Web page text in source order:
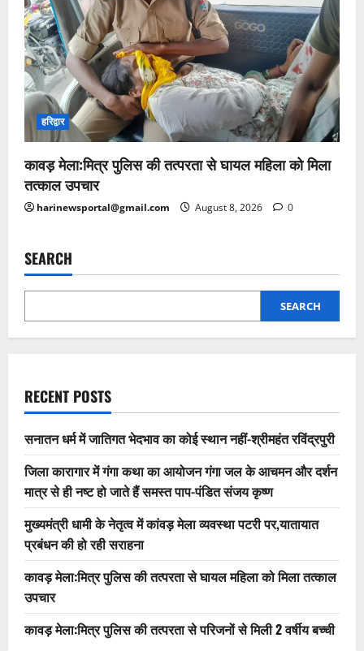
हरिद्वार
कावड़ मेला:मित्र पुलिस की तत्परता से घायल महिला को मिला
तत्काल उपचार
harinewsportal@gmail.com August 8, 2026 0
SEARCH
SEARCH
RECENT POSTS
सनातन धर्म में जातिगत भेदभाव का कोई स्थान नहीं-श्रीमहंत रविंद्रपुरी
जिला कारागार में गंगा कथा का आयोजन गंगा जल के आचमन और दर्शन
मात्र से ही नष्ट हो जाते हैं समस्त पाप-पंडित संजय कृष्ण
मुख्यमंत्री धामी के नेतृत्व में कांवड़ मेला व्यवस्था पटरी पर,यातायात
प्रबंधन की हो रही सराहना
कावड़ मेला:मित्र पुलिस की तत्परता से घायल महिला को मिला तत्काल
उपचार
कावड़ मेला:मित्र पुलिस की तत्परता से परिजनों से मिली 2 वर्षीय बच्ची